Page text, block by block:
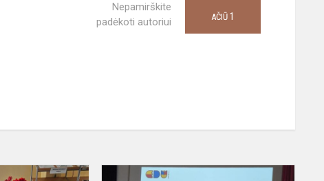
Nepamirškite
padėkoti autoriui
AČIŪ 1
Pi